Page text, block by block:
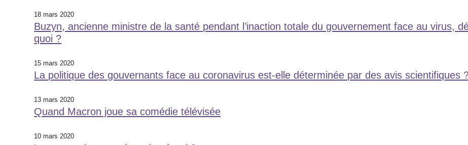
18 mars 2020
Buzyn, ancienne ministre de la santé pendant l’inaction totale du gouvernement face au virus,
quoi ?
15 mars 2020
La politique des gouvernants face au coronavirus est-elle déterminée par des avis scientifiques
13 mars 2020
Quand Macron joue sa comédie télévisée
10 mars 2020